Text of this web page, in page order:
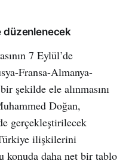
düzenlenecek
7 Eylül’de
Fransa-Almanya-
şekilde ele alınmasını
Doğan,
gerçekleştirilecek
ilişkilerini
konuda daha net bir tablo